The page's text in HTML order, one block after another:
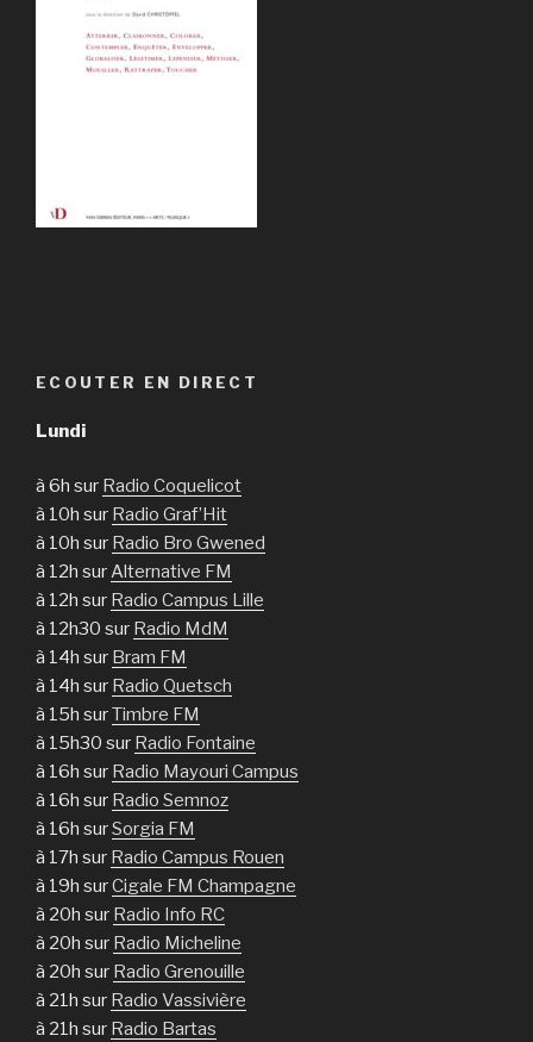
ECOUTER EN DIRECT
Lundi
à 6h sur Radio Coquelicot
à 10h sur Radio Graf’Hit
à 10h sur Radio Bro Gwened
à 12h surAlternative FM
à 12h sur Radio Campus Lille
à 12h30 sur Radio MdM
à 14h sur Bram FM
à 14h sur Radio Quetsch
à 15h surTimbre FM
à 15h30 sur Radio Fontaine
à 16h sur Radio Mayouri Campus
à 16h sur Radio Semnoz
à 16h surSorgia FM
à 17h sur Radio Campus Rouen
à 19h surCigale FM Champagne
à 20h sur Radio Info RC
à 20h sur Radio Micheline
à 20h sur Radio Grenouille
à 21h sur Radio Vassivière
à 21h sur Radio Bartas